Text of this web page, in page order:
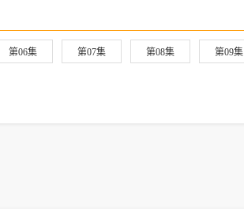
第06集 第07集 第08集 第09集